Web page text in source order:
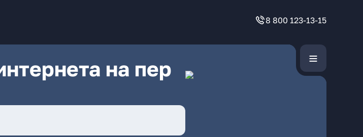
8 800 123-13-15
на пер